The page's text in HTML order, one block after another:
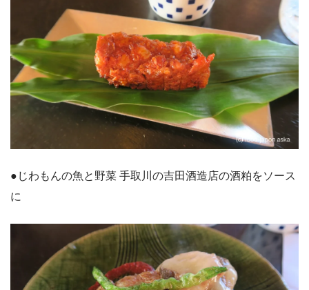
●じわもんの魚と野菜 手取川の吉田酒造店の酒粕をソース
に